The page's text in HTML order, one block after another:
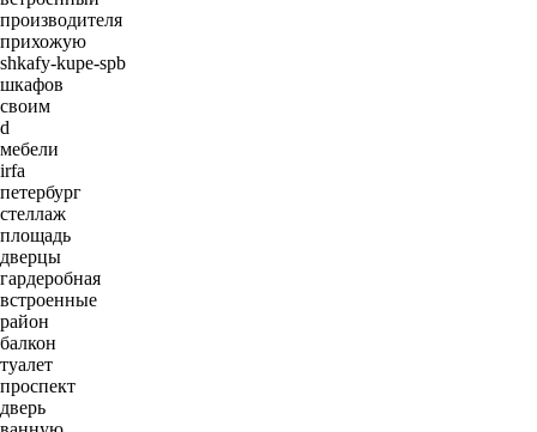
производителя
прихожую
shkafy-kupe-spb
шкафов
своим
d
мебели
irfa
петербург
стеллаж
площадь
дверцы
гардеробная
встроенные
район
балкон
туалет
проспект
дверь